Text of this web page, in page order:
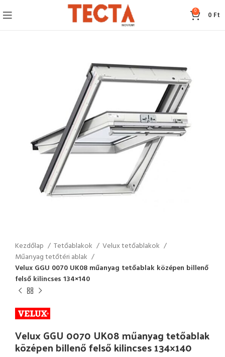
0 0 Ft
Kezdőlap Tetőablakok
Velux tetőablakok
Műanyag tetőtéri ablak
Velux GGU 0070 UK08 műanyag tetőablak középen billenő
felső kilincses 134×140
Velux GGU 0070 UK08 műanyag tetőablak
középen billenő felső kilincses 134×140